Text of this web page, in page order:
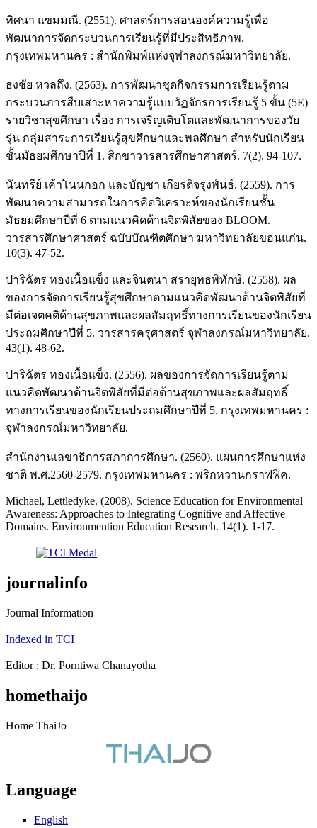
ทิศนา แขมมณี. (2551). ศาสตร์การสอนองค์ความรู้เพื่อ
พัฒนาการจัดกระบวนการเรียนรู้ที่มีประสิทธิภาพ.
กรุงเทพมหานคร : สำนักพิมพ์แห่งจุฬาลงกรณ์มหาวิทยาลัย.
ธงชัย หวลถึง. (2563). การพัฒนาชุดกิจกรรมการเรียนรู้ตาม
กระบวนการสืบเสาะหาความรู้แบบวัฏจักรการเรียนรู้ 5 ขั้น (5E)
รายวิชาสุขศึกษา เรื่อง การเจริญเติบโตและพัฒนาการของวัย
รุ่น กลุ่มสาระการเรียนรู้สุขศึกษาและพลศึกษา สำหรับนักเรียน
ชั้นมัธยมศึกษาปีที่ 1. สิกขาวารสารศึกษาศาสตร์. 7(2). 94-107.
นันทรีย์ เค้าโนนกอก และบัญชา เกียรติจรุงพันธ์. (2559). การ
พัฒนาความสามารถในการคิดวิเคราะห์ของนักเรียนชั้น
มัธยมศึกษาปีที่ 6 ตามแนวคิดด้านจิตพิสัยของ BLOOM.
วารสารศึกษาศาสตร์ ฉบับบัณฑิตศึกษา มหาวิทยาลัยขอนแก่น.
10(3). 47-52.
ปาริฉัตร ทองเนื้อแข็ง และจินตนา สรายุทธพิทักษ์. (2558). ผล
ของการจัดการเรียนรู้สุขศึกษาตามแนวคิดพัฒนาด้านจิตพิสัยที่
มีต่อเจตคติด้านสุขภาพและผลสัมฤทธิ์ทางการเรียนของนักเรียน
ประถมศึกษาปีที่ 5. วารสารครุศาสตร์ จุฬาลงกรณ์มหาวิทยาลัย.
43(1). 48-62.
ปาริฉัตร ทองเนื้อแข็ง. (2556). ผลของการจัดการเรียนรู้ตาม
แนวคิดพัฒนาด้านจิตพิสัยที่มีต่อด้านสุขภาพและผลสัมฤทธิ์
ทางการเรียนของนักเรียนประถมศึกษาปีที่ 5. กรุงเทพมหานคร :
จุฬาลงกรณ์มหาวิทยาลัย.
สำนักงานเลขาธิการสภาการศึกษา. (2560). แผนการศึกษาแห่ง
ชาติ พ.ศ.2560-2579. กรุงเทพมหานคร : พริกหวานกราฟฟิค.
Michael, Lettledyke. (2008). Science Education for Environmental
Awareness: Approaches to Integrating Cognitive and Affective
Domains. Environmention Education Research. 14(1). 1-17.
journalinfo
Journal Information
Indexed in TCI
Editor : Dr. Porntiwa Chanayotha
homethaijo
Home ThaiJo
Language
English